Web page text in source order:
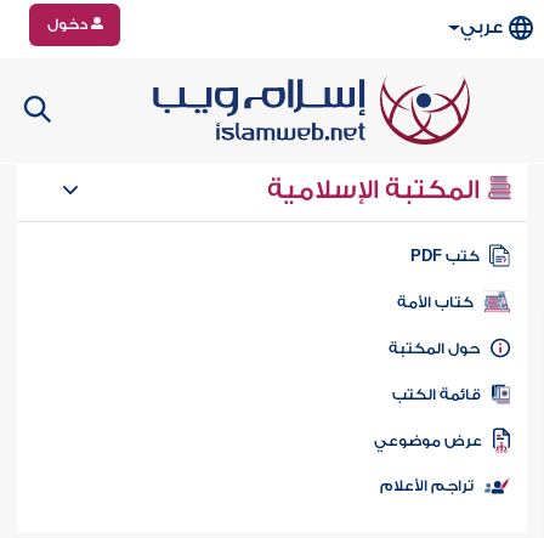
عربي دخول
المكتبة الإسلامية
كتب PDF
كتاب الأمة
المكتبة
الكتب
موضوعي